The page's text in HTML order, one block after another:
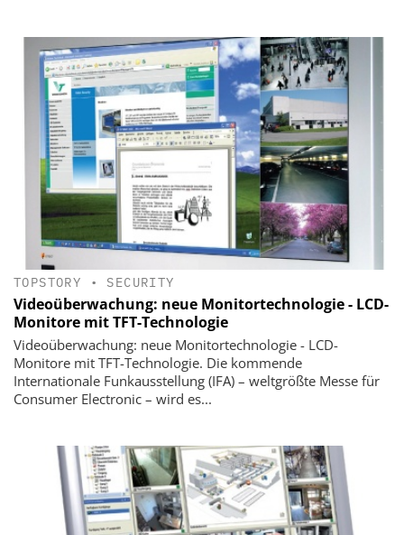
TOPSTORY • SECURITY
Videoüberwachung: neue Monitortechnologie - LCD-
Monitore mit TFT-Technologie
Videoüberwachung: neue Monitortechnologie - LCD-
Monitore mit TFT-Technologie. Die kommende
Internationale Funkausstellung (IFA) – weltgrößte Messe für
Consumer Electronic – wird es...